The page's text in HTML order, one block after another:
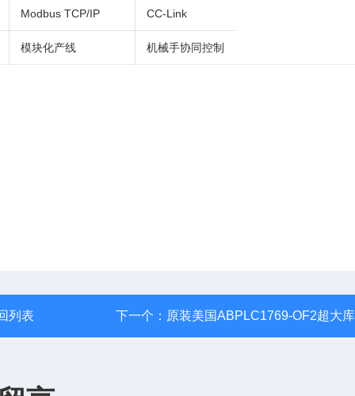
Modbus TCP/IP CC-Link
模块化产线 机械手协同控制
列表 下一个： 原装美国ABPLC1769-OF2超大